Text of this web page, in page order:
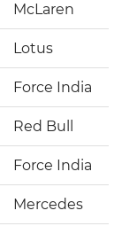
McLaren
Lotus
Force India
Red Bull
Force India
Mercedes